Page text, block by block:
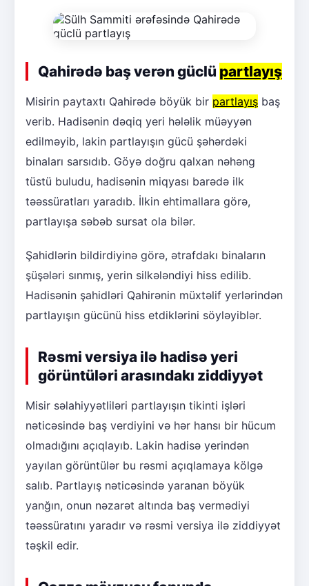
Qahirədə baş verən güclü partlayış
Misirin paytaxtı Qahirədə böyük bir partlayış baş
verib. Hadisənin dəqiq yeri hələlik müəyyən
edilməyib, lakin partlayışın gücü şəhərdəki
binaları sarsıdıb. Göyə doğru qalxan nəhəng
tüstü buludu, hadisənin miqyası barədə ilk
təəssüratları yaradıb. İlkin ehtimallara görə,
partlayışa səbəb sursat ola bilər.
Şahidlərin bildirdiyinə görə, ətrafdakı binaların
şüşələri sınmış, yerin silkələndiyi hiss edilib.
Hadisənin şahidləri Qahirənin müxtəlif yerlərindən
partlayışın gücünü hiss etdiklərini söyləyiblər.
Rəsmi versiya ilə hadisə yeri
görüntüləri arasındakı ziddiyyət
Misir səlahiyyətliləri partlayışın tikinti işləri
nəticəsində baş verdiyini və hər hansı bir hücum
olmadığını açıqlayıb. Lakin hadisə yerindən
yayılan görüntülər bu rəsmi açıqlamaya kölgə
salıb. Partlayış nəticəsində yaranan böyük
yanğın, onun nəzarət altında baş vermədiyi
təəssüratını yaradır və rəsmi versiya ilə ziddiyyət
təşkil edir.